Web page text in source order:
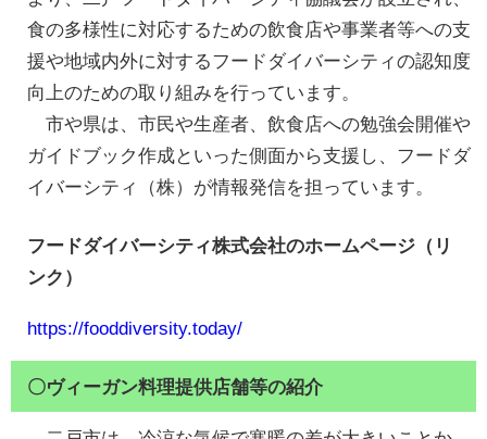
食の多様性に対応するための飲食店や事業者等への支
援や地域内外に対するフードダイバーシティの認知度
向上のための取り組みを行っています。
市や県は、市民や生産者、飲食店への勉強会開催や
ガイドブック作成といった側面から支援し、フードダ
イバーシティ（株）が情報発信を担っています。
フードダイバーシティ株式会社のホームページ（リ
ンク）
https://fooddiversity.today/
〇ヴィーガン料理提供店舗等の紹介